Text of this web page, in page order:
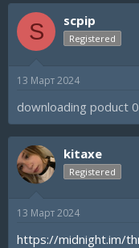
т
о
р
т
м
т
а
н
а
а
S scpip
Registered
13 Март 2024
downloading poduct
kitaxe
Registered
13 Март 2024
https://midnight.im/